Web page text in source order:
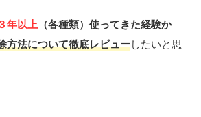
年以上 （各種類）使ってきた経験か
方法について徹底レビューしたいと思